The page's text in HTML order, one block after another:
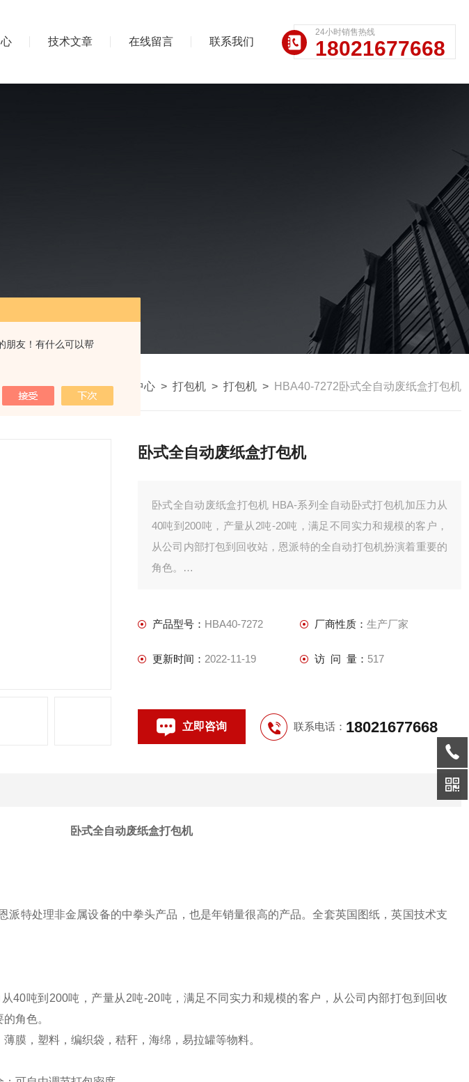
朋友！有什么可以帮
技术文章 在线留言 联系我们
24小时销售热线
18021677668
我的位置：首页>产品中心 > 打包机 > 打包机 > HBA40-7272卧式全自动废纸盒打包机
卧式全自动废纸盒打包机
卧式全自动废纸盒打包机 HBA-系列全自动卧式打包机加压力从
40吨到200吨，产量从2吨-20吨，满足不同实力和规模的客户，
从公司内部打包到回收站，恩派特的全自动打包机扮演着重要的
角色。
产品型号： HBA40-7272 厂商性质： 生产厂家
更新时间： 2022-11-19 访 问 量： 517
立即咨询 联系电话： 18021677668
卧式全自动废纸盒打包机
派特处理非金属设备的中拳头产品，也是年销量很高的产品。全套英国图纸，英国技术支
40吨到200吨，产量从2吨-20吨，满足不同实力和规模的客户，从公司内部打包到回收
角色。
薄膜，塑料，编织袋，秸秆，海绵，易拉罐等物料。